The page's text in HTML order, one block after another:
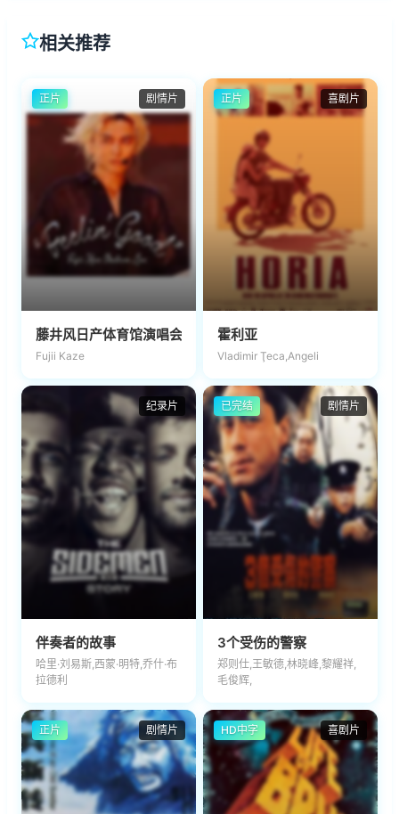
相关推荐
剧情片
正片
藤井风日产体育馆演唱会 ''Feelin' Good''
Fujii Kaze
喜剧片
正片
霍利亚
Vladimir Ţeca,Angeli
纪录片
伴奏者的故事
哈里·刘易斯,西蒙·明特,乔什·布
拉德利
剧情片
已完结
3个受伤的警察
郑则仕,王敏德,林晓峰,黎耀祥,
毛俊辉,
剧情片
正片 喜剧片
HD中字